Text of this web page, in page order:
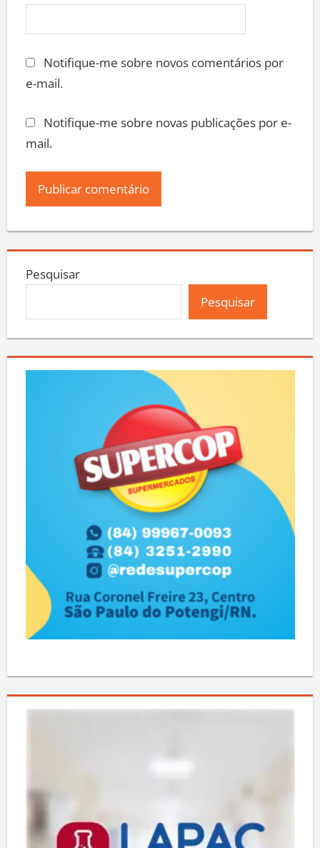
Notifique-me sobre novos comentários por
e-mail.
Notifique-me sobre novas publicações por e-
mail.
Pesquisar
Pesquisar